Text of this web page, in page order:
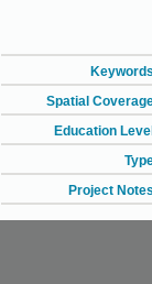
Keywords
Spatial
Education
Project Notes